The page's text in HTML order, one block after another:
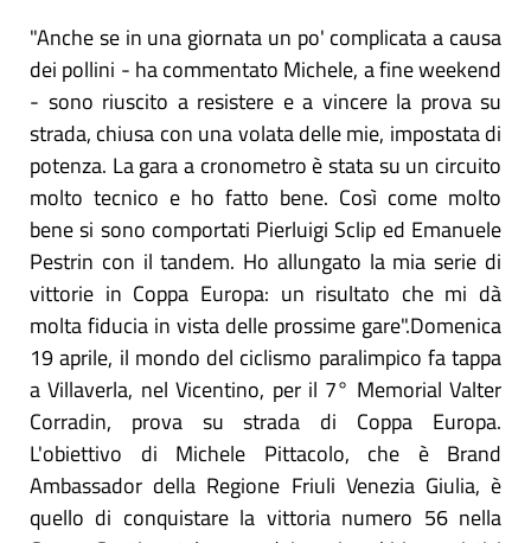
"Anche se in una giornata un po' complicata a causa
dei pollini - ha commentato Michele, a fine weekend
- sono riuscito a resistere e a vincere la prova su
strada, chiusa con una volata delle mie, impostata di
potenza. La gara a cronometro è stata su un circuito
molto tecnico e ho fatto bene. Così come molto
bene si sono comportati Pierluigi Sclip ed Emanuele
Pestrin con il tandem. Ho allungato la mia serie di
vittorie in Coppa Europa: un risultato che mi dà
molta fiducia in vista delle prossime gare".Domenica
19 aprile, il mondo del ciclismo paralimpico fa tappa
a Villaverla, nel Vicentino, per il 7° Memorial Valter
Corradin, prova su strada di Coppa Europa.
L'obiettivo di Michele Pittacolo, che è Brand
Ambassador della Regione Friuli Venezia Giulia, è
quello di conquistare la vittoria numero 56 nella